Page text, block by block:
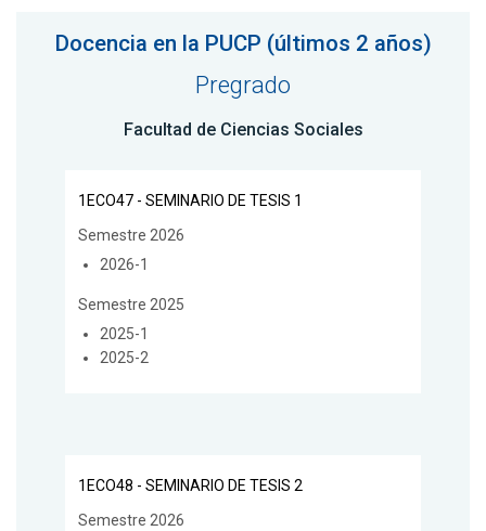
Docencia en la PUCP (últimos 2 años)
Pregrado
Facultad de Ciencias Sociales
1ECO47 - SEMINARIO DE TESIS 1
Semestre 2026
2026-1
Semestre 2025
2025-1
2025-2
1ECO48 - SEMINARIO DE TESIS 2
Semestre 2026